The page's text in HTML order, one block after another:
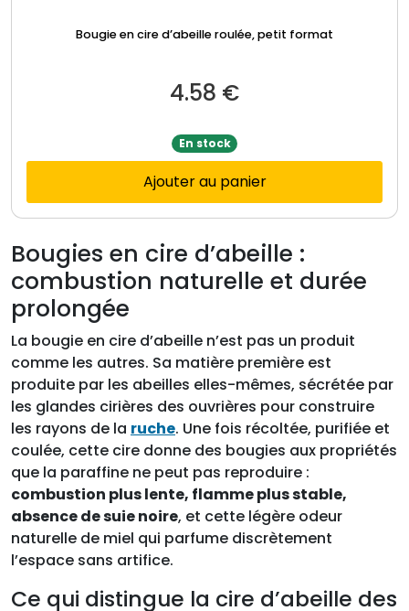
Bougie en cire d’abeille roulée, petit format
4.58 €
En stock
Ajouter au panier
Bougies en cire d’abeille :
combustion naturelle et durée
prolongée
La bougie en cire d’abeille n’est pas un produit
comme les autres. Sa matière première est
produite par les abeilles elles-mêmes, sécrétée par
les glandes cirières des ouvrières pour construire
les rayons de la ruche. Une fois récoltée, purifiée et
coulée, cette cire donne des bougies aux propriétés
que la paraffine ne peut pas reproduire :
combustion plus lente, flamme plus stable,
absence de suie noire, et cette légère odeur
naturelle de miel qui parfume discrètement
l’espace sans artifice.
Ce qui distingue la cire d’abeille des